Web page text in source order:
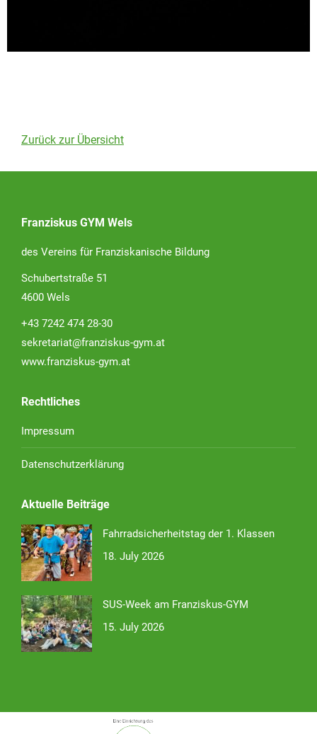
Zurück zur Übersicht
Franziskus GYM Wels
des Vereins für Franziskanische Bildung
Schubertstraße 51
4600 Wels
+43 7242 474 28-30
sekretariat@franziskus-gym.at
www.franziskus-gym.at
Rechtliches
Impressum
Datenschutzerklärung
Aktuelle Beiträge
Fahrradsicherheitstag der 1. Klassen
18. July 2026
SUS-Week am Franziskus-GYM
15. July 2026